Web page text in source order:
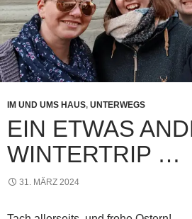
IM UND UMS HAUS, UNTERWEGS
EIN ETWAS
WINTERTRIP …
31. MÄRZ 2024